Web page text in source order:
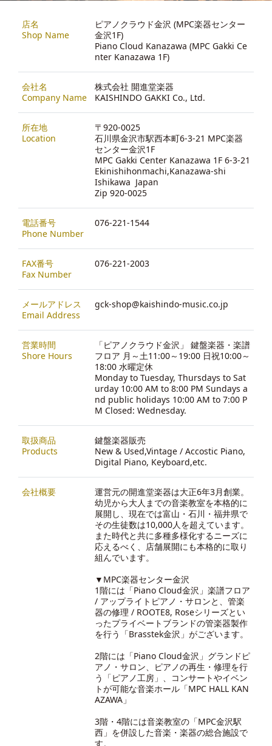
店名
Shop Name
ピアノクラウド金沢 (MPC楽器センター
金沢1F)
Piano Cloud Kanazawa (MPC Gakki Ce
nter Kanazawa 1F)
会社名
Company Name
株式会社 開進堂楽器
KAISHINDO GAKKI Co., Ltd.
所在地
Location
〒920-0025
石川県金沢市駅西本町6-3-21 MPC楽器
センター金沢1F
MPC Gakki Center Kanazawa 1F 6-3-21
Ekinishihonmachi,Kanazawa-shi
Ishikawa Japan
Zip 920-0025
電話番号
Phone Number
076-221-1544
FAX番号
Fax Number
076-221-2003
メールアドレス
Email Address
gck-shop@kaishindo-music.co.jp
営業時間
Shore Hours
「ピアノクラウド金沢」 鍵盤楽器・楽譜
フロア 月～土11:00～19:00 日祝10:00～
18:00 水曜定休
Monday to Tuesday, Thursdays to Sat
urday 10:00 AM to 8:00 PM Sundays a
nd public holidays 10:00 AM to 7:00 P
M Closed: Wednesday.
取扱商品
Products
鍵盤楽器販売
New & Used,Vintage / Accostic Piano,
Digital Piano, Keyboard,etc.
会社概要
運営元の開進堂楽器は大正6年3月創業。
幼児から大人までの音楽教室を本格的に
展開し、現在では富山・石川・福井県で
その生徒数は10,000人を超えています。
また時代と共に多種多様化するニーズに
応えるべく、店舗展開にも本格的に取り
組んでいます。
▼MPC楽器センター金沢
1階には「Piano Cloud金沢」楽譜フロア
/ アップライトピアノ・サロンと、管楽
器の修理 / ROOTE8, Roseシリーズとい
ったプライベートブランドの管楽器製作
を行う「Brasstek金沢」がございます。
2階には「Piano Cloud金沢」グランドピ
アノ・サロン、ピアノの再生・修理を行
う「ピアノ工房」、コンサートやイベン
トが可能な音楽ホール「MPC HALL KAN
AZAWA」
3階・4階には音楽教室の「MPC金沢駅
西」を併設した音楽・楽器の総合施設で
す。